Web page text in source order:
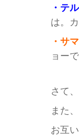
・テ
は。
・サ
ョー
さて
また
お互